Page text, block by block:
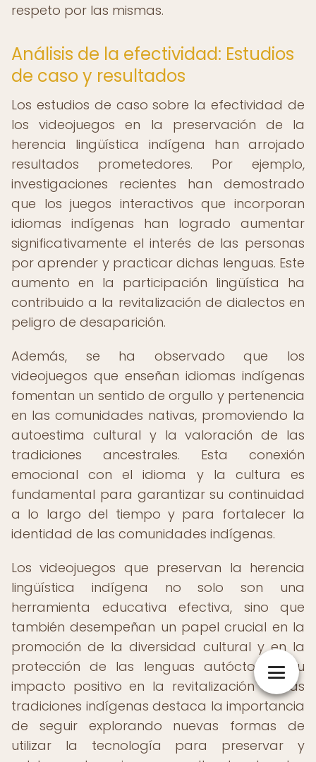
respeto por las mismas.
Análisis de la efectividad: Estudios
de caso y resultados
Los estudios de caso sobre la efectividad de
los videojuegos en la preservación de la
herencia lingüística indígena han arrojado
resultados prometedores. Por ejemplo,
investigaciones recientes han demostrado
que los juegos interactivos que incorporan
idiomas indígenas han logrado aumentar
significativamente el interés de las personas
por aprender y practicar dichas lenguas. Este
aumento en la participación lingüística ha
contribuido a la revitalización de dialectos en
peligro de desaparición.
Además, se ha observado que los
videojuegos que enseñan idiomas indígenas
fomentan un sentido de orgullo y pertenencia
en las comunidades nativas, promoviendo la
autoestima cultural y la valoración de las
tradiciones ancestrales. Esta conexión
emocional con el idioma y la cultura es
fundamental para garantizar su continuidad
a lo largo del tiempo y para fortalecer la
identidad de las comunidades indígenas.
Los videojuegos que preservan la herencia
lingüística indígena no solo son una
herramienta educativa efectiva, sino que
también desempeñan un papel crucial en la
promoción de la diversidad cultural y en la
protección de las lenguas autóctonas. Su
impacto positivo en la revitalización de las
tradiciones indígenas destaca la importancia
de seguir explorando nuevas formas de
utilizar la tecnología para preservar y